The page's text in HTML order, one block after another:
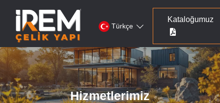
Türkçe
Kataloğumuz
Hizmetlerimiz